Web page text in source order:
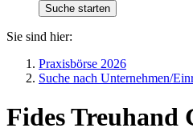
Sie sind hier:
Praxisbörse 2026
Suche nach Unternehmen/
Fides Treuhand